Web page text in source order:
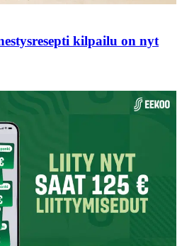
kilpailu on nyt